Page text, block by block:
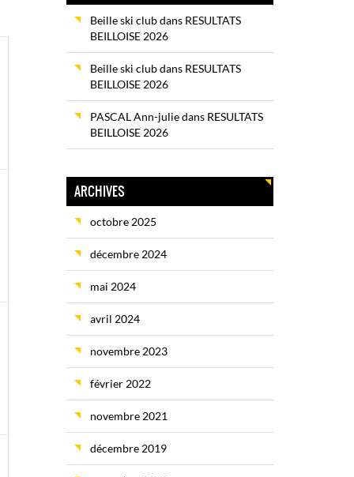
Beille ski clubdans RESULTATS
BEILLOISE 2026
Beille ski clubdans RESULTATS
BEILLOISE 2026
PASCAL Ann-juliedans RESULTATS
BEILLOISE 2026
ARCHIVES
octobre 2025
décembre 2024
mai 2024
avril 2024
novembre 2023
février 2022
novembre 2021
décembre 2019